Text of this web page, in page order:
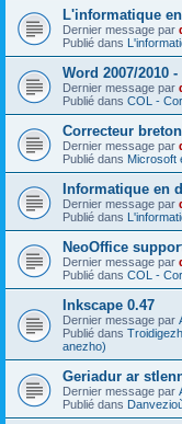
L'informatique
Dernier message par
Publié dans
Word 2007/2010
Dernier message par
Publié dans COL -
Correcteur
Dernier message par
Publié dans Microsoft
Informatique en
Dernier message par
Publié dans
NeoOffice
Dernier message par
Publié dans COL -
Inkscape 0.47
Dernier message par
Publié dans
anezho)
Geriadur ar
Dernier message par
Publié dans